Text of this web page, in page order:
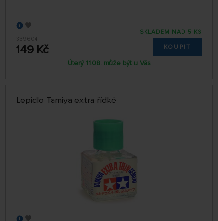
339604
149 Kč
SKLADEM NAD 5 KS
KOUPIT
Úterý 11.08. může být u Vás
Lepidlo Tamiya extra řídké